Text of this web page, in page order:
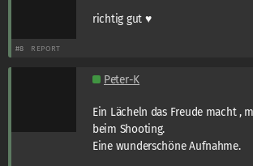
richtig gut ♥
#8 REPORT
Peter-K
Ein Lächeln das Freude macht ,
beim Shooting.
Eine wunderschöne Aufnahme.